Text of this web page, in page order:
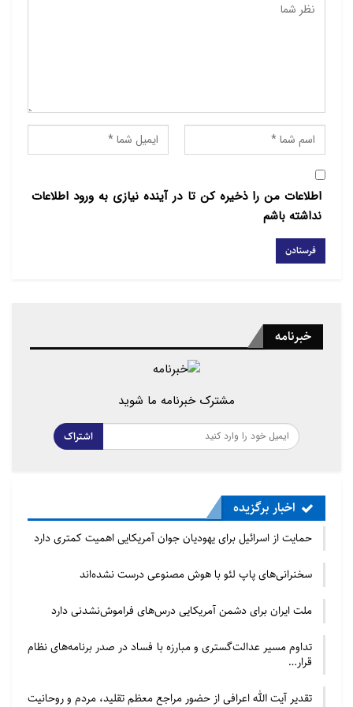
موجود در طبیعت و اجتماع و خارج از ذات
جهان، قائم به نفس خود باشد نیست. این
ادراک در مشاعر ابتدایی به صورت اعتقاد به
وابستگی، به قوا و نیروهای موجود در محیط
ادیان برتر، به صورت اعتقاد به علت اولای
اشیاء و اعتقاد به موجودی انسانی یا
غیرانسانی که آفریننده ی عالم و اصل حاضر
در جهان ادیان بی شماری وجود دارد.
بعضی از این ها، ادیان قبیله¬ای هستند که
تا کنون در مقابل این که در دل ساختارهای
فرهنگی و اجتماعی گسترده تر جذب شوند،
مقاومت کرده¬اند. بقیه از زمره ی ادیان
اعتقادات با ساختارهای محکم تر. ادیان و
آئین های گوناگون که هر یک در منطقه ای
خاص رشد و پیش رفت چشم گیرتری
داشته اند. ادیان شرقی آسیا، ادیان چین و
ادیان ریز و درشت دیگری که گاه ممکن
است بعضی از آن ها کم تر از هزار نفر پیرو
داشته ¬باشند. اما به طور کلی می توان
گفت که از حیث پیچیدگی اعتقادات و نیز
اطلاعات من را ذخیره کن تا در آینده نیازی به ورود اطلاعات
نداشته باشم
خبرنامه
مشترک خبرنامه ما شوید
اشتراک
اخبار برگزیده
حمایت از اسرائیل برای یهودیان جوان آمریکایی اهمیت کمتری دارد
سخنرانی‌های پاپ لئو با هوش مصنوعی درست نشده‌اند
ملت ایران برای دشمن آمریکایی درس‌های فراموش‌نشدنی دارد
تداوم مسیر عدالت‌گستری و مبارزه با فساد در صدر برنامه‌های نظام
قرار…
تقدیر آیت الله اعرافی از حضور مراجع معظم تقلید، مردم و روحانیت